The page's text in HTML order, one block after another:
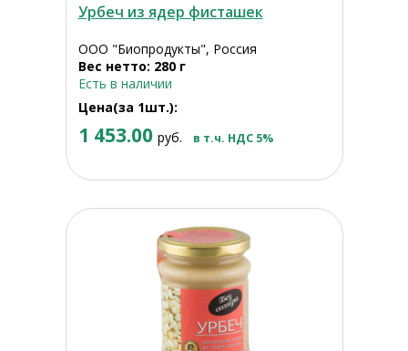
Урбеч из ядер фисташек
ООО "Биопродукты", Россия
Вес нетто: 280 г
Есть в наличии
Цена(за 1шт.):
1 453.00 руб. в т.ч. НДС 5%